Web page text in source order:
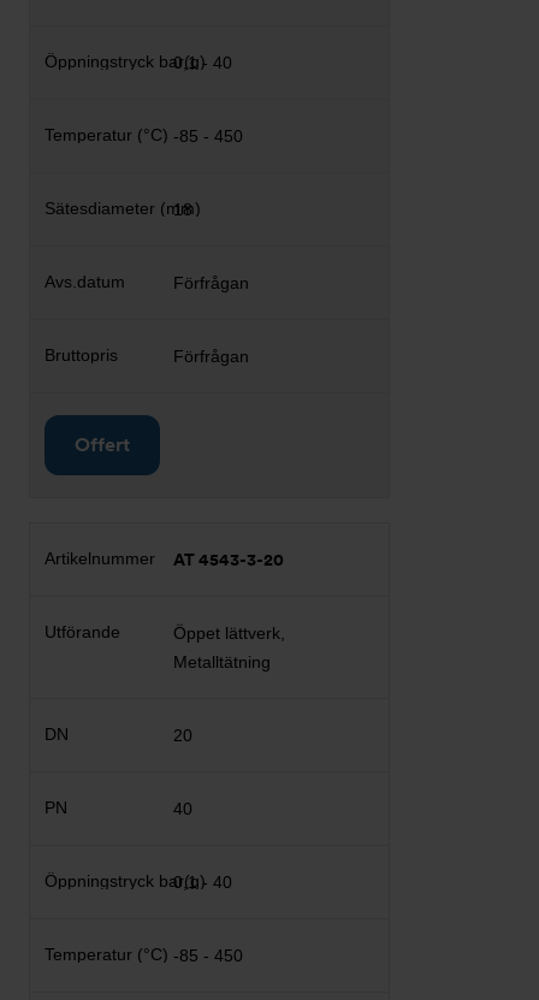
0,1 - 40
-85 - 450
18
Förfrågan
Förfrågan
Offert
AT 4543-3-20
Öppet lättverk,
Metalltätning
20
40
0,1 - 40
-85 - 450